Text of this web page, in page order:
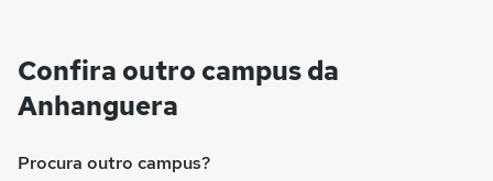
Confira outro campus da
Anhanguera
Procura outro campus?